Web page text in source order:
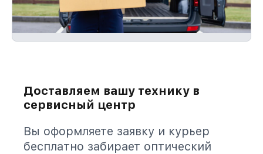
Доставляем вашу технику в
сервисный центр
Вы оформляете заявку и курьер
бесплатно забирает оптический